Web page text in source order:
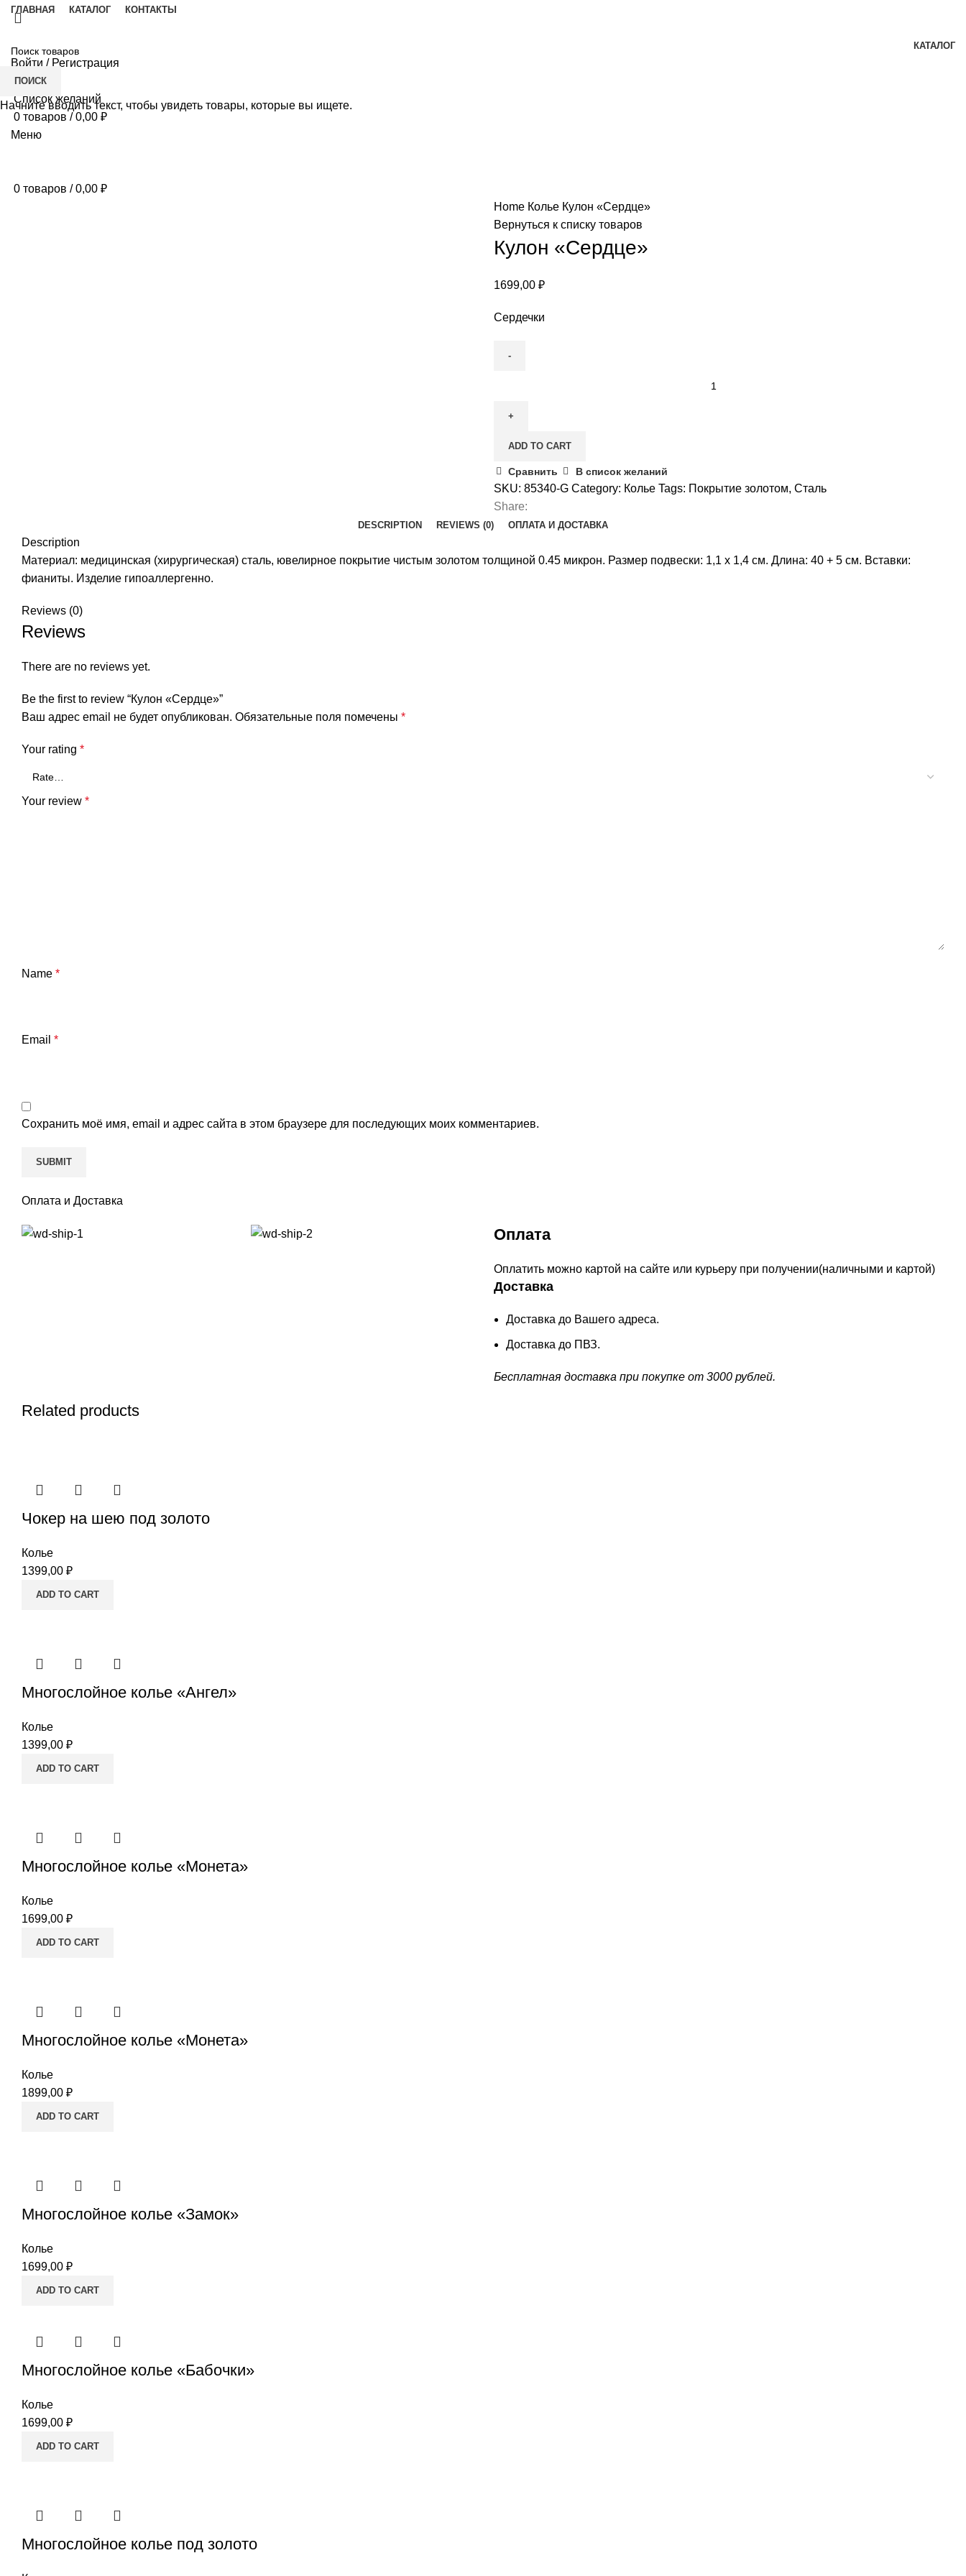
ГЛАВНАЯ КАТАЛОГ КОНТАКТЫ
КАТАЛОГ
Войти / Регистрация
Список желаний
0 товаров / 0,00 ₽
Меню
0 товаров / 0,00 ₽
Home Колье Кулон «Сердце»
Вернуться к списку товаров
Кулон «Сердце»
1699,00 ₽
Сердечки
quantity
ADD TO CART
Сравнить В список желаний
SKU: 85340-G Category: Колье Tags: Покрытие золотом, Сталь
Share:
DESCRIPTION REVIEWS (0) ОПЛАТА И ДОСТАВКА
Description
Материал: медицинская (хирургическая) сталь, ювелирное покрытие чистым золотом толщиной 0.45 микрон. Размер подвески: 1,1 x 1,4 см. Длина: 40 + 5 см. Вставки:
фианиты. Изделие гипоаллергенно.
Reviews (0)
Reviews
There are no reviews yet.
Be the first to review “Кулон «Сердце»”
Ваш адрес email не будет опубликован. Обязательные поля помечены *
Your rating *
Your review *
Name *
Email *
Сохранить моё имя, email и адрес сайта в этом браузере для последующих моих комментариев.
Оплата и Доставка
Оплата
Оплатить можно картой на сайте или курьеру при получении(наличными и картой)
Доставка
Доставка до Вашего адреса.
Доставка до ПВЗ.
Бесплатная доставка при покупке от 3000 рублей.
Related products
Чокер на шею под золото
Колье
1399,00 ₽
ADD TO CART
Многослойное колье «Ангел»
Колье
1399,00 ₽
ADD TO CART
Многослойное колье «Монета»
Колье
1699,00 ₽
ADD TO CART
Многослойное колье «Монета»
Колье
1899,00 ₽
ADD TO CART
Многослойное колье «Замок»
Колье
1699,00 ₽
ADD TO CART
Многослойное колье «Бабочки»
Колье
1699,00 ₽
ADD TO CART
Многослойное колье под золото
ПОИСК
Начните вводить текст, чтобы увидеть товары, которые вы ищете.